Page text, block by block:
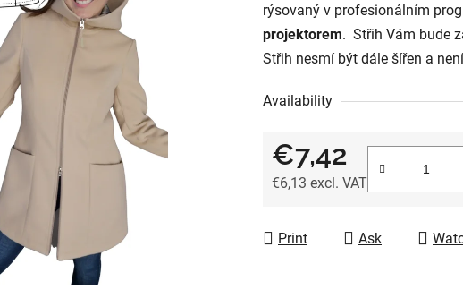
0,0
out
of
stars.
rýsovaný v profesionálním
projektorem. Střih Vám bude
Střih nesmí být dále šířen a
Availability
€7,42
€6,13 excl. VAT
Print
Ask